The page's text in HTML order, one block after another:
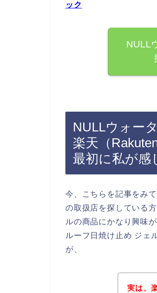
ック
NULL
NULLウォー
楽天（
最初に私が感
今、こちらを記事をみ
の取扱店を探している
ルの商品にかなり興味
ルーフ日焼け止め ジェ
が、
実は、